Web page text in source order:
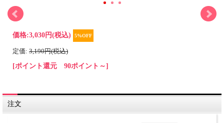
価格:3,030円(税込) 5%OFF
定価: 3,190円(税込)
[ポイント還元 90ポイント～]
注文